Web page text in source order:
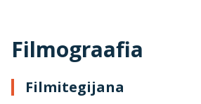
Filmograafia
Filmitegijana